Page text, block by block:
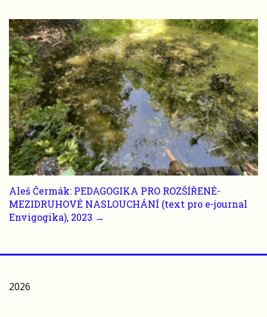
Aleš Čermák: PEDAGOGIKA PRO ROZŠÍŘENÉ-
MEZIDRUHOVÉ NASLOUCHÁNÍ (text pro e-journal
Envigogika), 2023 →
2026